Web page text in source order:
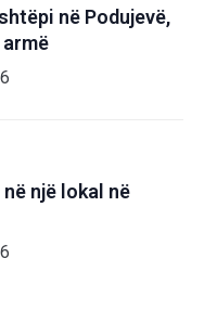
në Podujevë,
një lokal në